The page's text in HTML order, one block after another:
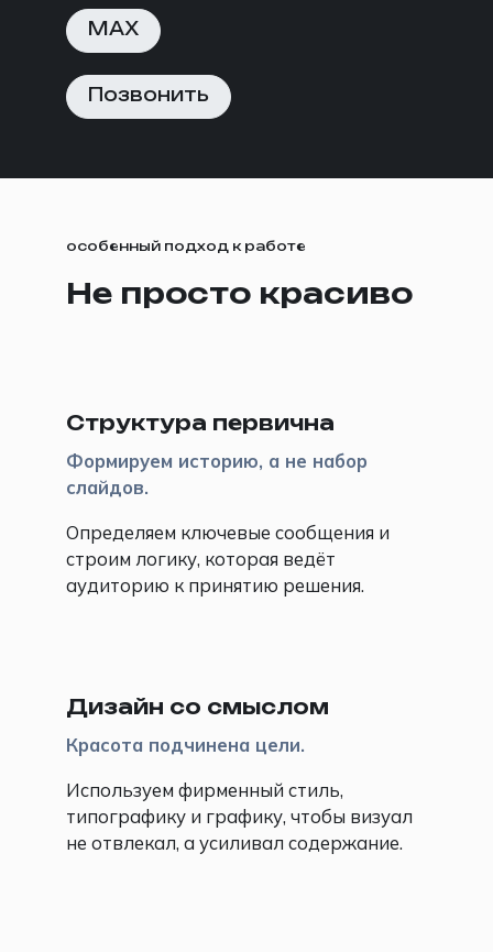
MAX
Позвонить
особенный подход к работе
Не просто красиво
Структура первична
Формируем историю, а не набор
слайдов.
Определяем ключевые сообщения и
строим логику, которая ведёт
аудиторию к принятию решения.
Дизайн со смыслом
Красота подчинена цели.
Используем фирменный стиль,
типографику и графику, чтобы визуал
не отвлекал, а усиливал содержание.